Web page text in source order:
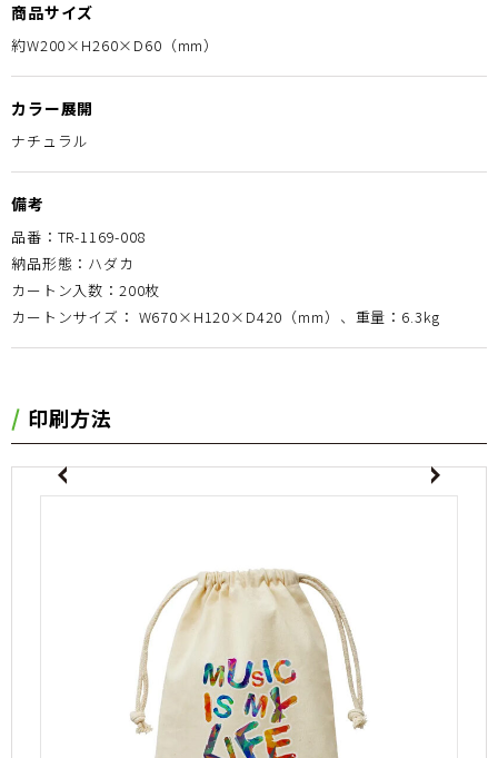
商品サイズ
約W200×H260×D60（mm）
カラー展開
ナチュラル
備考
品番：TR-1169-008
納品形態：ハダカ
カートン入数：200枚
カートンサイズ： W670×H120×D420（mm）、重量：6.3kg
印刷方法
Next